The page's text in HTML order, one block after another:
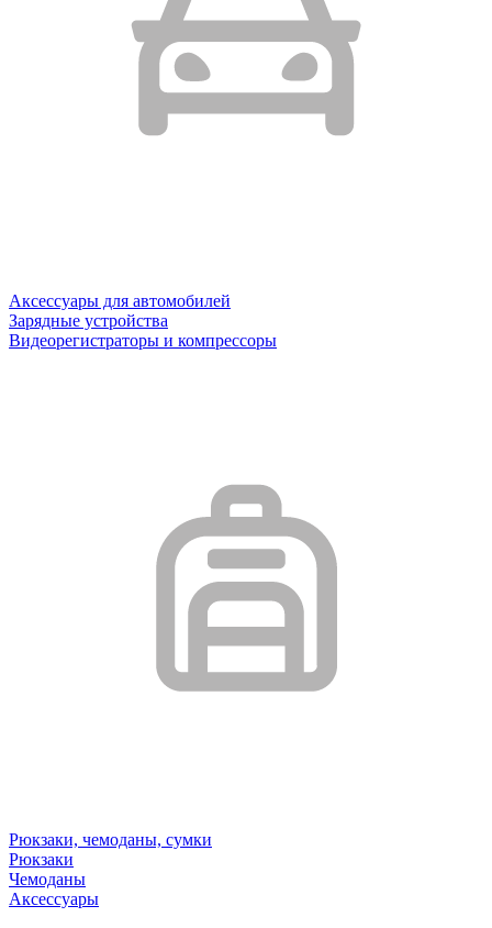
Аксессуары для автомобилей
Зарядные устройства
Видеорегистраторы и компрессоры
Рюкзаки, чемоданы, сумки
Рюкзаки
Чемоданы
Аксессуары